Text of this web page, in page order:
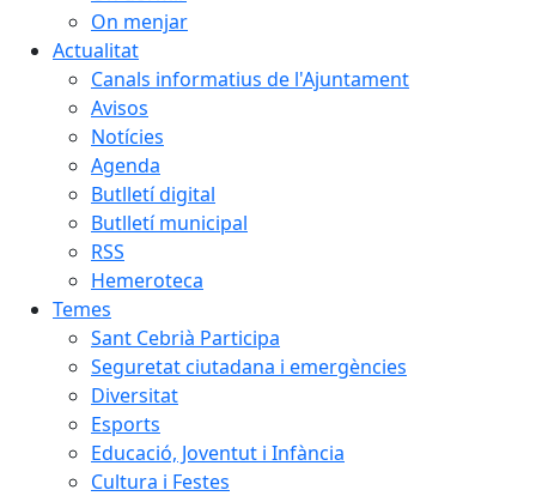
On menjar
Actualitat
Canals informatius de l'Ajuntament
Avisos
Notícies
Agenda
Butlletí digital
Butlletí municipal
RSS
Hemeroteca
Temes
Sant Cebrià Participa
Seguretat ciutadana i emergències
Diversitat
Esports
Educació, Joventut i Infància
Cultura i Festes